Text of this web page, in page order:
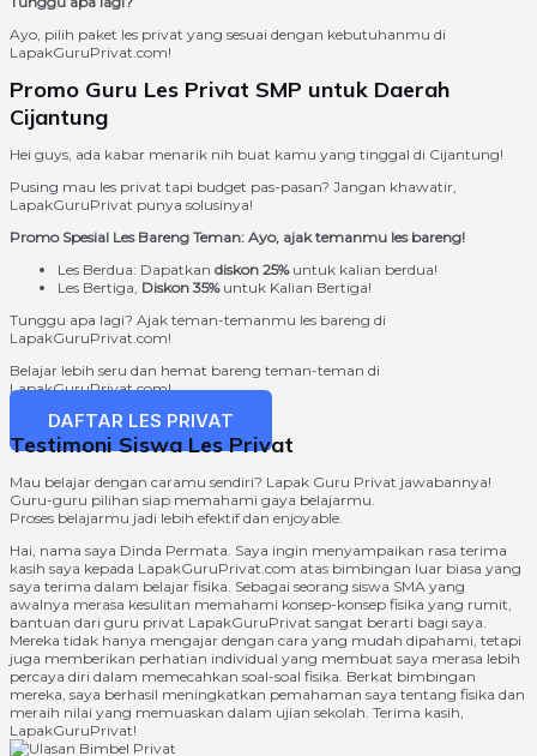
Ayo, pilih paket les privat yang sesuai dengan kebutuhanmu di
LapakGuruPrivat.com!
Promo Guru Les Privat SMP untuk Daerah
Cijantung
Hei guys, ada kabar menarik nih buat kamu yang tinggal di Cijantung!
Pusing mau les privat tapi budget pas-pasan? Jangan khawatir,
LapakGuruPrivat punya solusinya!
Promo Spesial Les Bareng Teman: Ayo, ajak temanmu les bareng!
Les Berdua: Dapatkan diskon 25%untuk kalian berdua!
Les Bertiga, Diskon 35%untuk Kalian Bertiga!
Tunggu apa lagi? Ajak teman-temanmu les bareng di
LapakGuruPrivat.com!
Belajar lebih seru dan hemat bareng teman-teman di
LapakGuruPrivat.com!
DAFTAR LES PRIVAT
Testimoni Siswa Les Privat
Mau belajar dengan caramu sendiri? Lapak Guru Privat jawabannya!
Guru-guru pilihan siap memahami gaya belajarmu.
Proses belajarmu jadi lebih efektif dan enjoyable.
Hai, nama saya Dinda Permata. Saya ingin menyampaikan rasa terima
kasih saya kepada LapakGuruPrivat.com atas bimbingan luar biasa yang
saya terima dalam belajar fisika. Sebagai seorang siswa SMA yang
awalnya merasa kesulitan memahami konsep-konsep fisika yang rumit,
bantuan dari guru privat LapakGuruPrivat sangat berarti bagi saya.
Mereka tidak hanya mengajar dengan cara yang mudah dipahami, tetapi
juga memberikan perhatian individual yang membuat saya merasa lebih
percaya diri dalam memecahkan soal-soal fisika. Berkat bimbingan
mereka, saya berhasil meningkatkan pemahaman saya tentang fisika dan
meraih nilai yang memuaskan dalam ujian sekolah. Terima kasih,
LapakGuruPrivat!